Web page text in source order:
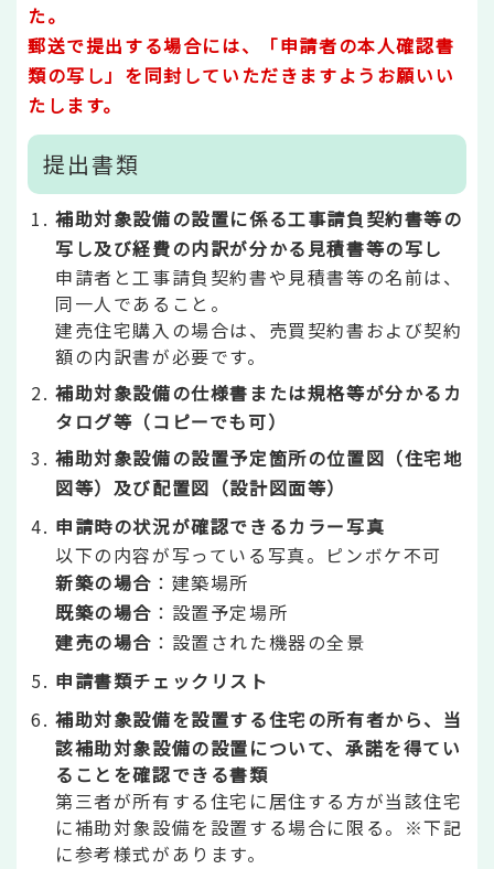
た。
郵送で提出する場合には、「申請者の本人確認書
類の写し」を同封していただきますようお願いい
たします。
提出書類
補助対象設備の設置に係る工事請負契約書等の
写し及び経費の内訳が分かる見積書等の写し
申請者と工事請負契約書や見積書等の名前は、
同一人であること。
建売住宅購入の場合は、売買契約書および契約
額の内訳書が必要です。
補助対象設備の仕様書または規格等が分かるカ
タログ等（コピーでも可）
補助対象設備の設置予定箇所の位置図（住宅地
図等）及び配置図（設計図面等）
申請時の状況が確認できるカラー写真
以下の内容が写っている写真。ピンボケ不可
新築の場合 ：建築場所
既築の場合 ：設置予定場所
建売の場合 ：設置された機器の全景
申請書類チェックリスト
補助対象設備を設置する住宅の所有者から、当
該補助対象設備の設置について、承諾を得てい
ることを確認できる書類
第三者が所有する住宅に居住する方が当該住宅
に補助対象設備を設置する場合に限る。※下記
に参考様式があります。